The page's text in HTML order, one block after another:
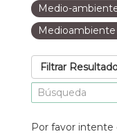
Medio-
Medioambiente
Filtrar
Por favor intente